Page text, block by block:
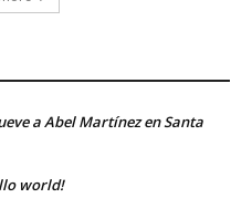
a Abel Martínez en Santa
world!